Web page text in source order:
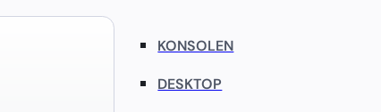
KONSOLEN
DESKTOP